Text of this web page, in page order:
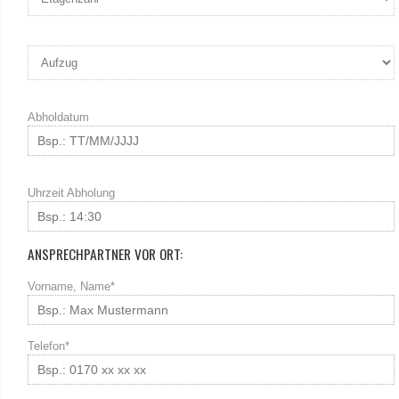
Abholdatum
Uhrzeit Abholung
ANSPRECHPARTNER VOR ORT:
Vorname, Name*
Telefon*